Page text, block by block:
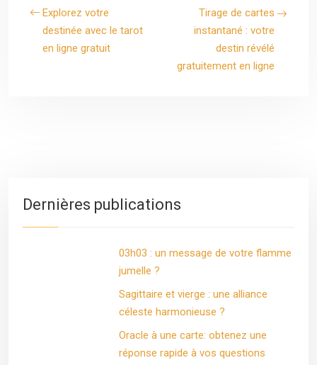
Explorez votre
destinée avec le tarot
en ligne gratuit
Tirage de cartes
instantané : votre
destin révélé
gratuitement en ligne
Dernières publications
03h03 : un message de votre flamme
jumelle ?
Sagittaire et vierge : une alliance
céleste harmonieuse ?
Oracle à une carte: obtenez une
réponse rapide à vos questions